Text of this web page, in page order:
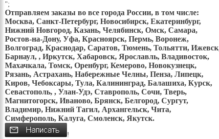
";
Отправляем заказы во все города России, в том числе:
Москва, Санкт-Петербург, Новосибирск, Екатеринбург,
Нижний Новгород, Казань, Челябинск, Омск, Самара,
Ростов-на-Дону, Уфа, Красноярск, Пермь, Воронеж,
Волгоград, Краснодар, Саратов, Тюмень, Тольятти,
Барнаул, , Иркутск, Хабаровск, Ярославль, Владивосток,
Махачкала, Томск, Оренбург, Кемерово, Новокузнецк,
Рязань, Астрахань, Набережные Челны, Пенза, Липецк,
Киров, Чебоксары, Тула, Калининград, Балашиха, Курск,
Севастополь, , Улан-Удэ, Ставрополь, Сочи, Тверь,
Магнитогорск, Иваново, Брянск, Белгород, Сургут,
Владимир, Нижний Тагил, Архангельск, Чита,
Симферополь, Калуга, Смоленск, Якутск.
!